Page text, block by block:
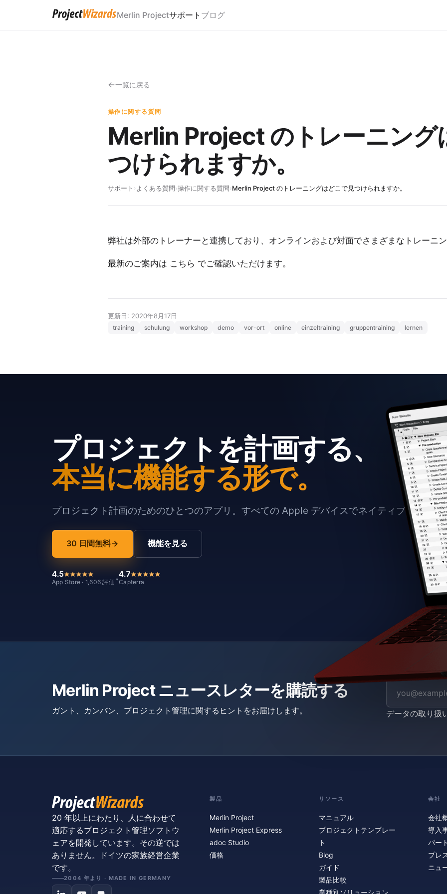
Merlin Projectサポート ブログ
一覧に戻る
操作に関する質問
Merlin Project のトレーニング
つけられますか。
サポート › よくある質問›操作に関する質問›Merlin Project のトレーニングはどこで見つけられますか。
弊社は外部のトレーナーと連携しており、オンラインおよび対面でさまざまなトレーニ
最新のご案内は こちら でご確認いただけます。
更新日: 2020年8月17日
training schulung workshop demo vor-ort online einzeltraining gruppentraining lernen
プロジェクトを計画する、
本当に機能する形で。
プロジェクト計画のためのひとつのアプリ。すべての Apple デバイスでネイティブに動作し
30 日間無料 機能を見る
4.5
App Store · 1,606 評価 *
4.7
Capterra
Merlin Project ニュースレターを購読する
ガント、カンバン、プロジェクト管理に関するヒントをお届けします。 データの取り扱
20 年以上にわたり、人に合わせて
適応するプロジェクト管理ソフトウ
ェアを開発しています。その逆では
ありません。ドイツの家族経営企業
です。
2004 年より · MADE IN GERMANY
製品
Merlin Project
Merlin Project Express
adoc Studio
価格
リソース
マニュアル
プロジェクトテンプレー
ト
Blog
ガイド
製品比較
業種別ソリューション
会社
会社
導入
パー
プレ
ニュ